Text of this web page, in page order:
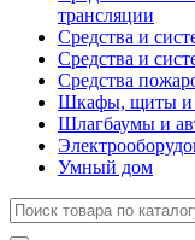
трансляции
Средства и
Средства и
Средства
Шкафы, щиты и
Шлагбаумы и
Умный дом